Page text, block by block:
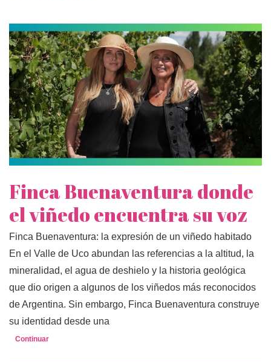
Finca Buenaventura donde
el viñedo encuentra su voz
Finca Buenaventura: la expresión de un viñedo habitado
En el Valle de Uco abundan las referencias a la altitud, la
mineralidad, el agua de deshielo y la historia geológica
que dio origen a algunos de los viñedos más reconocidos
de Argentina. Sin embargo, Finca Buenaventura construye
su identidad desde una
Continuar